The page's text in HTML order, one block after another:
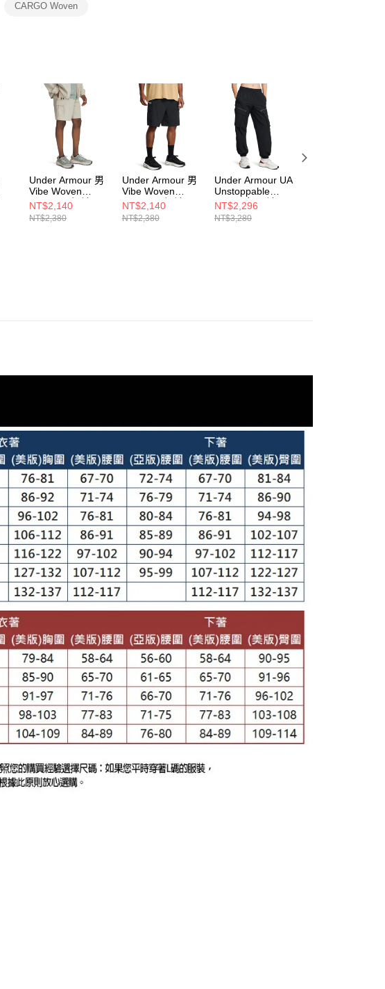
２．關於個人資料處理事宜，請瀏覽以下網址：
結果請求用戶進行身份認證。
５．嚴禁一人註冊多個帳號或使用他人資訊註冊。若發現惡意使用之情
形，恩沛科技股份有限公司將有權停止該用戶之使用額度並採取法律行
CARGO Woven
Under Armour 男
Vibe Woven
Cargo 男 短褲
1386560-289
NT$2,140
NT$2,380
Under Armour 男
Vibe Woven
Cargo 男 短褲
1386560-001
NT$2,140
NT$2,380
Under Armour UA
Unstoppable
Cargo 女 長褲
1386481-001
NT$2,296
NT$3,280